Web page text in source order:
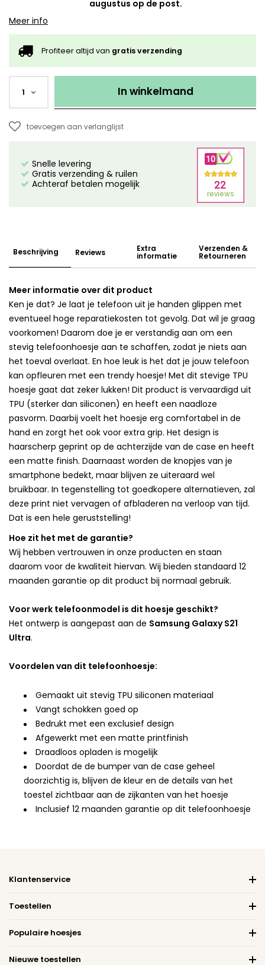
augustus op de post.
Meer info
Profiteer altijd van gratis verzending
1 In winkelmand
toevoegen aan verlanglijst
Snelle levering
Gratis verzending & ruilen
Achteraf betalen mogelijk
Beschrijving Reviews Extra
informatie
Verzenden &
Retourneren
Meer informatie over dit product
Ken je dat? Je laat je telefoon uit je handen glippen met
eventueel hoge reparatiekosten tot gevolg. Dat wil je graag
voorkomen! Daarom doe je er verstandig aan om een
stevig telefoonhoesje aan te schaffen, zodat je niets aan
het toeval overlaat. En hoe leuk is het dat je jouw telefoon
kan opfleuren met een trendy hoesje! Met dit stevige TPU
hoesje gaat dat zeker lukken! Dit product is vervaardigd uit
TPU (sterker dan siliconen) en heeft een naadloze
pasvorm. Daarbij voelt het hoesje erg comfortabel in de
hand en zorgt het ook voor extra grip. Het design is
haarscherp geprint op de achterzijde van de case en heeft
een matte finish. Daarnaast worden de knopjes van je
smartphone bedekt, maar blijven ze uiteraard wel
bruikbaar. In tegenstelling tot goedkopere alternatieven, zal
deze print niet vervagen of afbladeren na verloop van tijd.
Dat is een hele geruststelling!
Hoe zit het met de garantie?
Wij hebben vertrouwen in onze producten en staan
daarom voor de kwaliteit hiervan. Wij bieden standaard 12
maanden garantie op dit product bij normaal gebruik.
Voor werk telefoonmodel is dit hoesje geschikt?
Het ontwerp is aangepast aan de Samsung Galaxy S21
Ultra.
Voordelen van dit telefoonhoesje:
Gemaakt uit stevig TPU siliconen materiaal
Vangt schokken goed op
Bedrukt met een exclusief design
Afgewerkt met een matte printfinish
Draadloos opladen is mogelijk
Doordat de de bumper van de case geheel
doorzichtig is, blijven de kleur en de details van het
toestel zichtbaar aan de zijkanten van het hoesje
Inclusief 12 maanden garantie op dit telefoonhoesje
Klantenservice
Toestellen
Populaire hoesjes
Nieuwe toestellen